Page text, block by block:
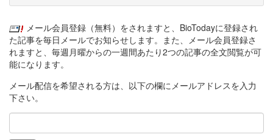
メール会員登録（無料）をされますと、BioTodayに登録され
た記事を毎日メールでお知らせします。また、メール会員登録さ
れますと、毎週月曜からの一週間あたり2つの記事の全文閲覧が可
能になります。
メール配信を希望される方は、以下の欄にメールアドレスを入力
下さい。